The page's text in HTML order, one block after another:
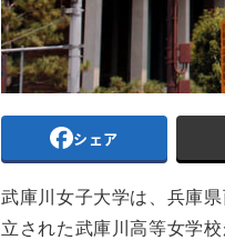
シェア
武庫川女子大学は、兵庫
立された武庫川高等女学